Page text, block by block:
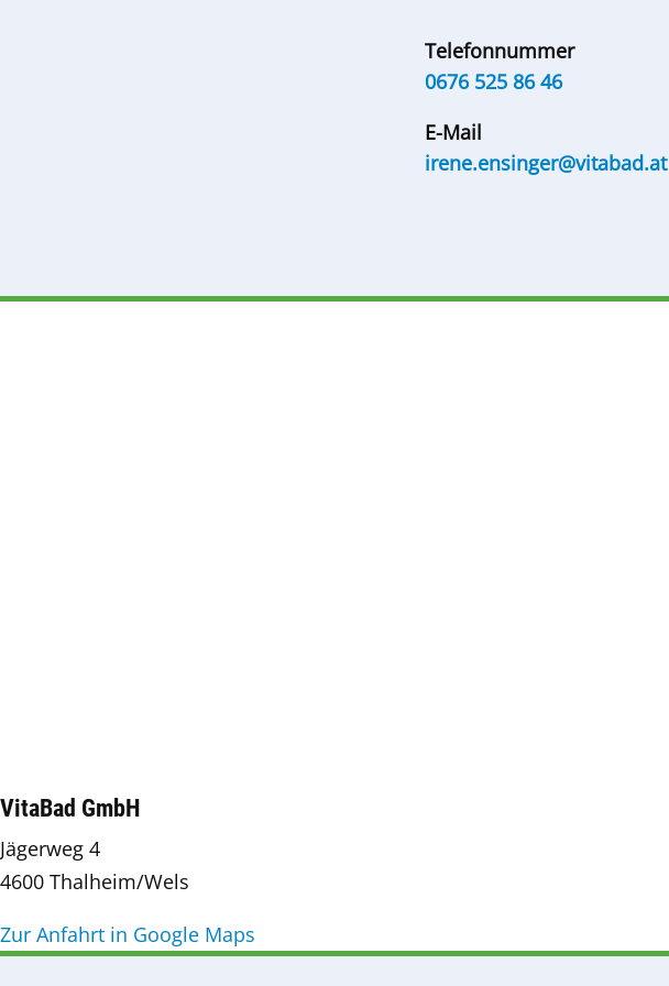
Telefonnummer
0676 525 86 46
E-Mail
irene.ensinger@vitabad.at
VitaBad GmbH
Jägerweg 4
4600 Thalheim/Wels
Zur Anfahrt in Google Maps